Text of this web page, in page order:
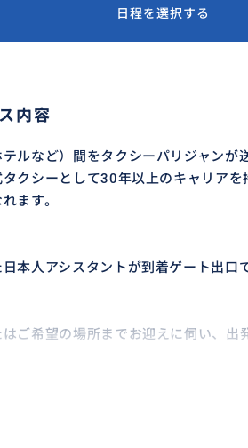
日程を選択する
内容
ルなど）間をタクシーパリジャンが
クシーとして30年以上のキャリアを
ます。
本人アシスタントが到着ゲート出口
ご希望の場所までお迎えに伺い、出